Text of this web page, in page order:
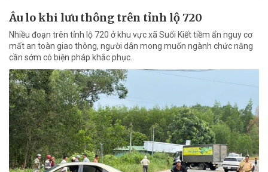
Âu lo khi lưu thông trên tỉnh lộ 720
Nhiều đoạn trên tỉnh lộ 720 ở khu vực xã Suối Kiết tiềm ẩn nguy cơ
mất an toàn giao thông, người dân mong muốn ngành chức năng
cần sớm có biện pháp khắc phục.